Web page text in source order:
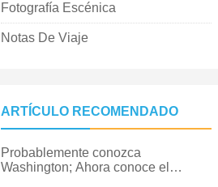
Fotografía Escénica
Notas De Viaje
ARTÍCULO RECOMENDADO
Probablemente conozca
Washington; Ahora conoce el